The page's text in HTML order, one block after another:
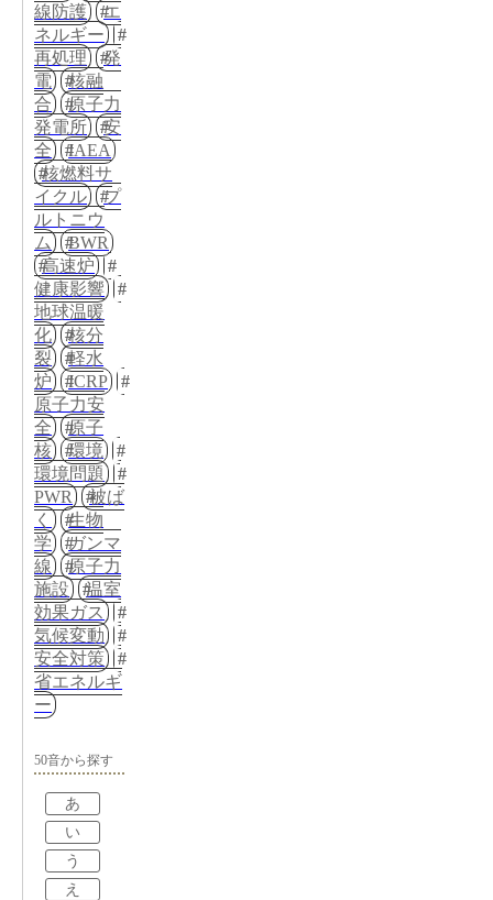
線防護
エ
ネルギー
再処理
発
電
核融
合
原子力
発電所
安
全
IAEA
核燃料サ
イクル
プ
ルトニウ
ム
BWR
高速炉
健康影響
地球温暖
化
核分
裂
軽水
炉
ICRP
原子力安
全
原子
核
環境
環境問題
PWR
被ば
く
生物
学
ガンマ
線
原子力
施設
温室
効果ガス
気候変動
安全対策
省エネルギ
ー
50音から探す
あ
い
う
え